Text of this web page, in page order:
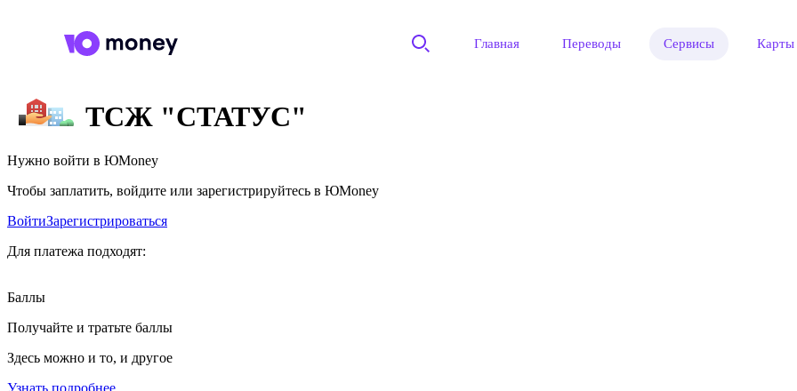
Главная Переводы Сервисы Карты
ТСЖ "СТАТУС"
Нужно войти в ЮMoney
Чтобы заплатить, войдите или зарегистрируйтесь в ЮMoney
ВойтиЗарегистрироваться
Для платежа подходят:
Баллы
Получайте и тратьте баллы
Здесь можно и то, и другое
Узнать подробнее